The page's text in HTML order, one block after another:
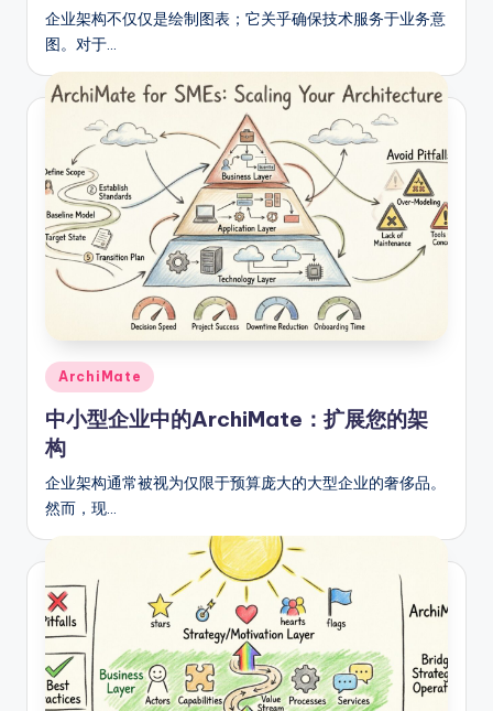
企业架构不仅仅是绘制图表；它关乎确保技术服务于业务意
图。对于…
Posted
in
ArchiMate
中小型企业中的ArchiMate：扩展您的架
构
企业架构通常被视为仅限于预算庞大的大型企业的奢侈品。
然而，现…